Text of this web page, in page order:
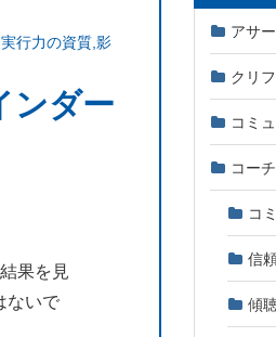
実行力の資質,影
ンダー
果を見
ないで
アサ
クリ
コミ
コー
コ
信
傾